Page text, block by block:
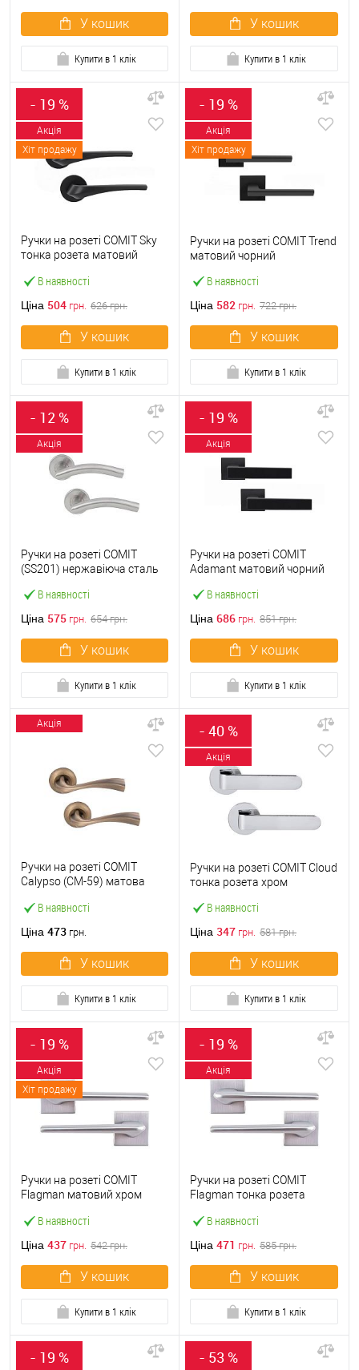
У кошик
Купити в 1 клік
У кошик
Купити в 1 клік
- 19 %
Акція
Хіт продажу
В наявності
Ручки на розеті COMIT Sky
тонка розета матовий
Ціна 504 грн. 626грн.
У кошик
Купити в 1 клік
- 19 %
Акція
Хіт продажу
В наявності
Ручки на розеті COMIT Trend
матовий чорний
Ціна 582 грн. 722грн.
У кошик
Купити в 1 клік
- 12 %
Акція
В наявності
Ручки на розеті COMIT
(SS201) нержавіюча сталь
Ціна 575 грн. 654грн.
У кошик
Купити в 1 клік
- 19 %
Акція
В наявності
Ручки на розеті COMIT
Adamant матовий чорний
Ціна 686 грн. 851грн.
У кошик
Купити в 1 клік
Акція
В наявності
Ручки на розеті COMIT
Calypso (CM-59) матова
Ціна 473 грн.
У кошик
Купити в 1 клік
- 40 %
Акція
В наявності
Ручки на розеті COMIT Cloud
тонка розета хром
Ціна 347 грн. 581грн.
У кошик
Купити в 1 клік
- 19 %
Акція
Хіт продажу
В наявності
Ручки на розеті COMIT
Flagman матовий хром
Ціна 437 грн. 542грн.
У кошик
Купити в 1 клік
- 19 %
Акція
В наявності
Ручки на розеті COMIT
Flagman тонка розета
Ціна 471 грн. 585грн.
У кошик
Купити в 1 клік
- 19 % - 53 %